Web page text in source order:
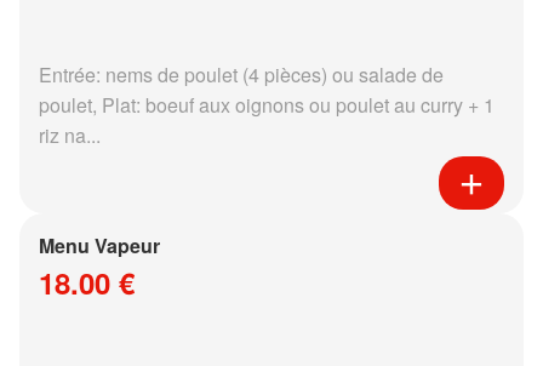
Entrée: nems de poulet (4 pièces) ou salade de
poulet, Plat: boeuf aux oignons ou poulet au curry + 1
riz na...
Menu Vapeur
18.00 €